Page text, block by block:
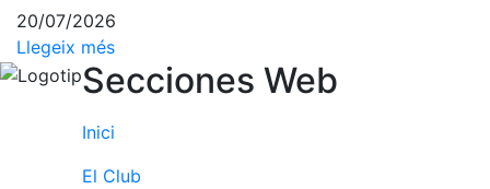
20/07/2026
Llegeix més
Secciones Web
Inici
El Club